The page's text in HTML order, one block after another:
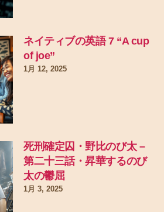
ネイティブの英語 7 “A cup
of joe”
1月 12, 2025
死刑確定囚・野比のび太 –
第二十三話・昇華するのび
太の鬱屈
1月 3, 2025